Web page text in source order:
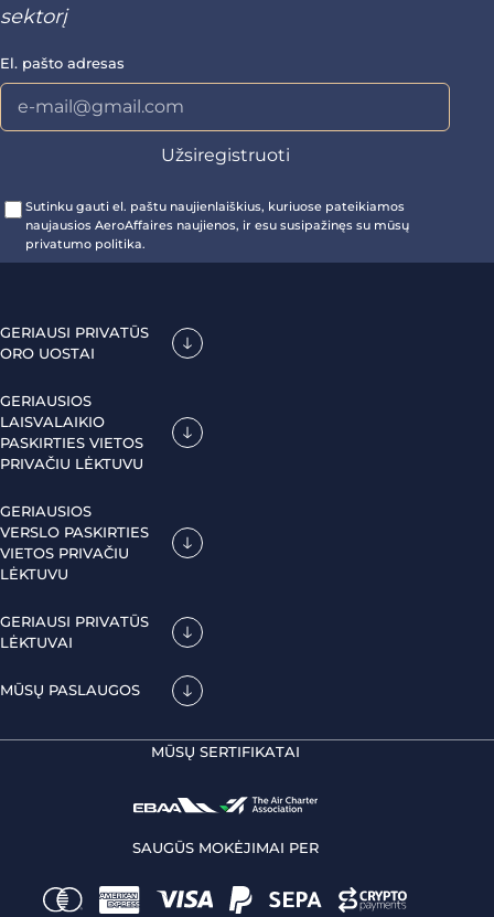
sektorį
El. pašto adresas
Sutinku gauti el. paštu naujienlaiškius, kuriuose pateikiamos
naujausios AeroAffaires naujienos, ir esu susipažinęs su mūsų
privatumo politika.
GERIAUSI PRIVATŪS
ORO UOSTAI
GERIAUSIOS
LAISVALAIKIO
PASKIRTIES VIETOS
PRIVAČIU LĖKTUVU
GERIAUSIOS
VERSLO PASKIRTIES
VIETOS PRIVAČIU
LĖKTUVU
GERIAUSI PRIVATŪS
LĖKTUVAI
MŪSŲ PASLAUGOS
MŪSŲ SERTIFIKATAI
SAUGŪS MOKĖJIMAI PER